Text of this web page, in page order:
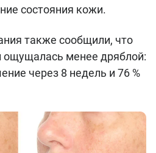
состояния кожи.
также сообщили, что
ощущалась менее дряблой:
через 8 недель и 76 %